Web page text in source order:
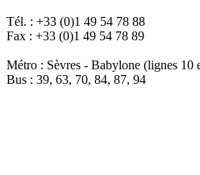
Tél. : +33 (0)1 49 54 78 88
Fax : +33 (0)1 49 54 78 89
Métro : Sèvres - Babylone (lignes 10
Bus : 39, 63, 70, 84, 87, 94